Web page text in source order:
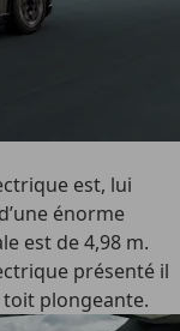
est, lui
énorme
est de 4,98 m.
présenté il
toit plongeante.